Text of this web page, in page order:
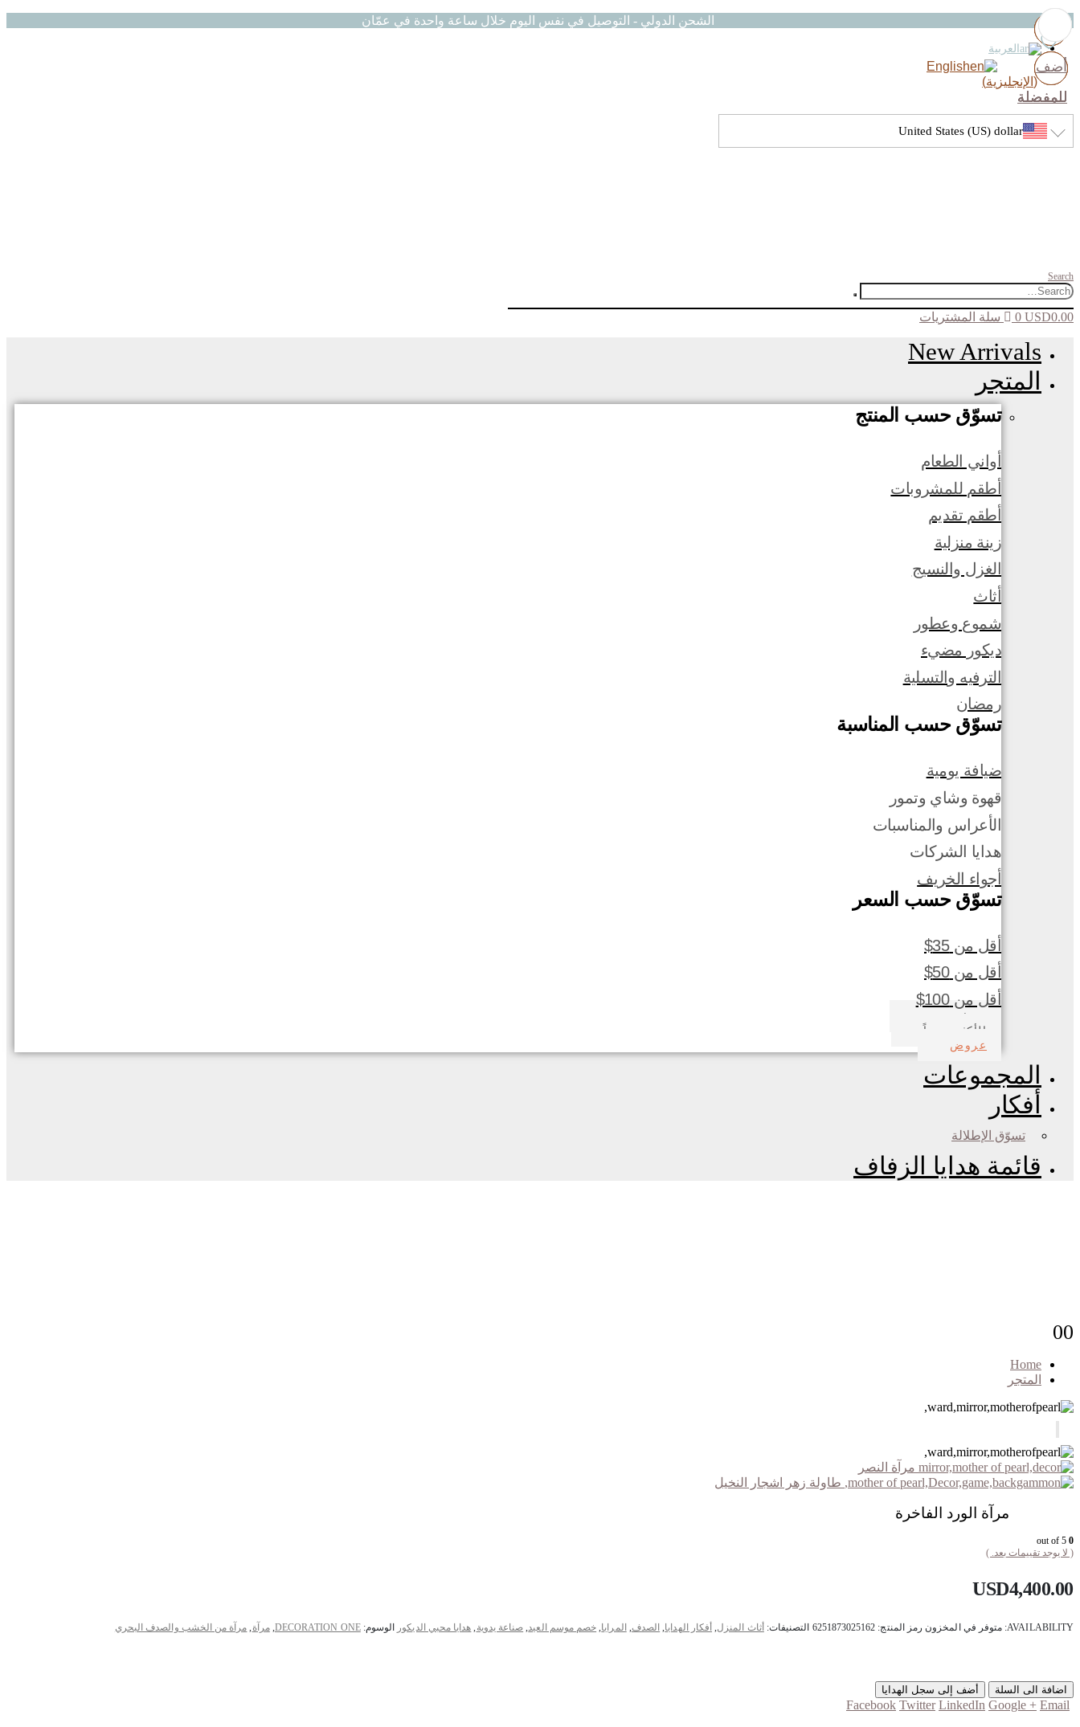
الشحن الدولي - التوصيل في نفس اليوم خلال ساعة واحدة في عمّان
العربية
English
( الإنجليزية)
United States (US) dollar
Search
USD0.00
0 سلة المشتريات
New Arrivals
المتجر
تسوّق حسب المنتج
أواني الطعام
أطقم للمشروبات
أطقم تقديم
زينة منزلية
الغزل والنسيج
أثاث
شموع وعطور
ديكور مضيء
الترفيه والتسلية
رمضان
تسوّق حسب المناسبة
ضيافة يومية
قهوة وشاي وتمور
الأعراس والمناسبات
هدايا الشركات
أجواء الخريف
تسوّق حسب السعر
أقل من 35$
أقل من 50$
أقل من 100$
صدف بحري
الأكثر مبيعاً
عروض
المجموعات
أفكار
تسوّق الإطلالة
قائمة هدايا الزفاف
00
Home
المتجر
مرآة النصر
طاولة زهر اشجار النخيل
مرآة الورد الفاخرة
0
( لا يوجد تقييمات بعد. )
USD4,400.00
AVAILABILITY: متوفر في المخزون رمز المنتج: 6251873025162 التصنيفات: أثاث المنزل, أفكار الهدايا, الصدف, المرايا, خصم موسم العيد, صناعة يدوية, هدايا محبي الديكور الوسوم:DECORATION ONE
,مرآة, مرآة من الخشب والصدف البحري
اضافة الى السلة أضف إلى سجل الهدايا
Facebook Twitter LinkedIn Google + Email
أضف
للمفضلة
أضف
للمفضلة
أضف
للمفضلة
أضف
للمفضلة